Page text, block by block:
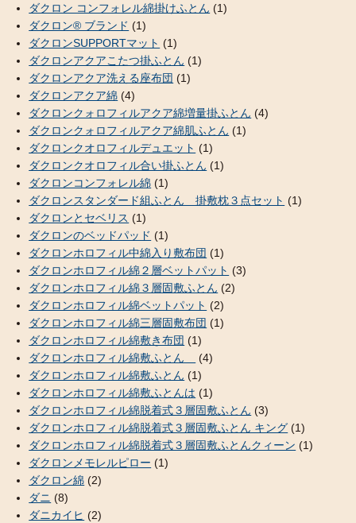
ダクロン コンフォレル綿掛けふとん (1)
ダクロン® ブランド (1)
ダクロンSUPPORTマット (1)
ダクロンアクアこたつ掛ふとん (1)
ダクロンアクア洗える座布団 (1)
ダクロンアクア綿 (4)
ダクロンクォロフィルアクア綿増量掛ふとん (4)
ダクロンクォロフィルアクア綿肌ふとん (1)
ダクロンクオロフィルデュエット (1)
ダクロンクオロフィル合い掛ふとん (1)
ダクロンコンフォレル綿 (1)
ダクロンスタンダード組ふとん 掛敷枕３点セット (1)
ダクロンとセベリス (1)
ダクロンのベッドパッド (1)
ダクロンホロフィル中綿入り敷布団 (1)
ダクロンホロフィル綿２層ベットパット (3)
ダクロンホロフィル綿３層固敷ふとん (2)
ダクロンホロフィル綿ベットパット (2)
ダクロンホロフィル綿三層固敷布団 (1)
ダクロンホロフィル綿敷き布団 (1)
ダクロンホロフィル綿敷ふとん
(4)
ダクロンホロフィル綿敷ふとん (1)
ダクロンホロフィル綿敷ふとんは (1)
ダクロンホロフィル綿脱着式３層固敷ふとん (3)
ダクロンホロフィル綿脱着式３層固敷ふとん キング (1)
ダクロンホロフィル綿脱着式３層固敷ふとんクィーン (1)
ダクロンメモレルピロー (1)
ダクロン綿 (2)
ダニ (8)
ダニカイヒ (2)